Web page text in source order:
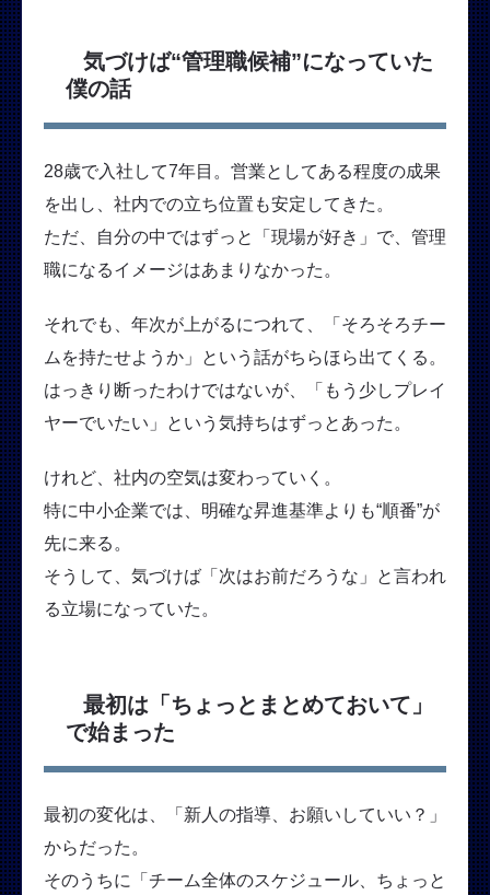
気づけば“管理職候補”になっていた
僕の話
28歳で入社して7年目。営業としてある程度の成果
を出し、社内での立ち位置も安定してきた。
ただ、自分の中ではずっと「現場が好き」で、管理
職になるイメージはあまりなかった。
それでも、年次が上がるにつれて、「そろそろチー
ムを持たせようか」という話がちらほら出てくる。
はっきり断ったわけではないが、「もう少しプレイ
ヤーでいたい」という気持ちはずっとあった。
けれど、社内の空気は変わっていく。
特に中小企業では、明確な昇進基準よりも“順番”が
先に来る。
そうして、気づけば「次はお前だろうな」と言われ
る立場になっていた。
最初は「ちょっとまとめておいて」
で始まった
最初の変化は、「新人の指導、お願いしていい？」
からだった。
そのうちに「チーム全体のスケジュール、ちょっと